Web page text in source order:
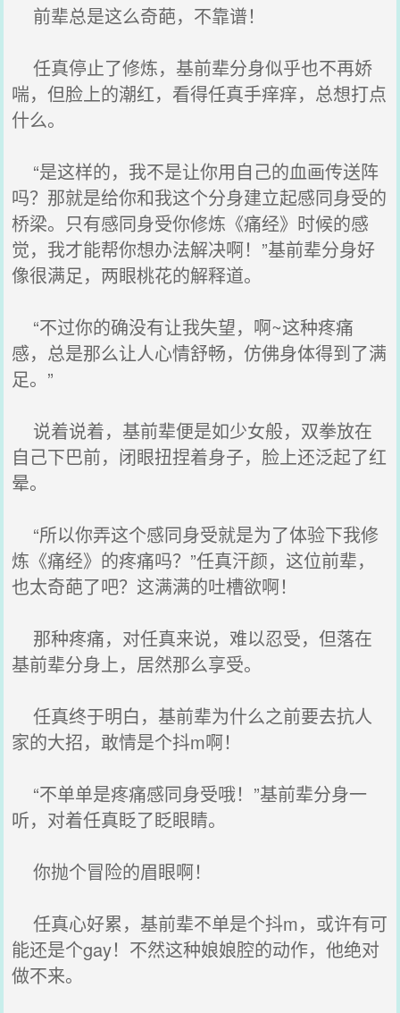
前辈总是这么奇葩，不靠谱！
任真停止了修炼，基前辈分身似乎也不再娇
喘，但脸上的潮红，看得任真手痒痒，总想打点
什么。
“是这样的，我不是让你用自己的血画传送阵
吗？那就是给你和我这个分身建立起感同身受的
桥梁。只有感同身受你修炼《痛经》时候的感
觉，我才能帮你想办法解决啊！”基前辈分身好
像很满足，两眼桃花的解释道。
“不过你的确没有让我失望，啊~这种疼痛
感，总是那么让人心情舒畅，仿佛身体得到了满
足。”
说着说着，基前辈便是如少女般，双拳放在
自己下巴前，闭眼扭捏着身子，脸上还泛起了红
晕。
“所以你弄这个感同身受就是为了体验下我修
炼《痛经》的疼痛吗？”任真汗颜，这位前辈，
也太奇葩了吧？这满满的吐槽欲啊！
那种疼痛，对任真来说，难以忍受，但落在
基前辈分身上，居然那么享受。
任真终于明白，基前辈为什么之前要去抗人
家的大招，敢情是个抖m啊！
“不单单是疼痛感同身受哦！”基前辈分身一
听，对着任真眨了眨眼睛。
你抛个冒险的眉眼啊！
任真心好累，基前辈不单是个抖m，或许有可
能还是个gay！不然这种娘娘腔的动作，他绝对
做不来。